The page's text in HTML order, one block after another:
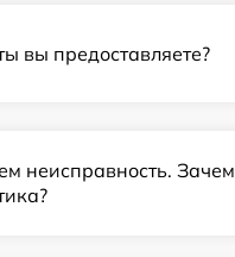
вы предоставляете?
неисправность. Зачем